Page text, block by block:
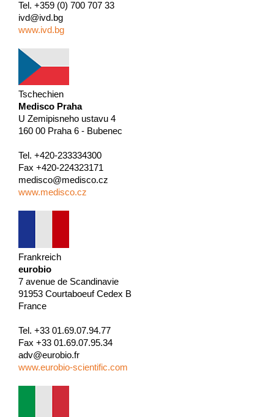
Tel. +359 (0) 700 707 33
ivd@ivd.bg
www.ivd.bg
Tschechien
Medisco Praha
U Zemipisneho ustavu 4
160 00 Praha 6 - Bubenec
Tel. +420-233334300
Fax +420-224323171
medisco@medisco.cz
www.medisco.cz
Frankreich
eurobio
7 avenue de Scandinavie
91953 Courtaboeuf Cedex B
France
Tel. +33 01.69.07.94.77
Fax +33 01.69.07.95.34
adv@eurobio.fr
www.eurobio-scientific.com